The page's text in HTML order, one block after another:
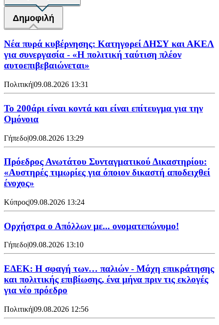
Δημοφιλή
Νέα πυρά κυβέρνησης: Κατηγορεί ΔΗΣΥ και ΑΚΕΛ
για συνεργασία - «Η πολιτική ταύτιση πλέον
αυτοεπιβεβαιώνεται»
Πολιτική|09.08.2026 13:31
Το 200άρι είναι κοντά και είναι επίτευγμα για την
Ομόνοια
Γήπεδο|09.08.2026 13:29
Πρόεδρος Ανωτάτου Συνταγματικού Δικαστηρίου:
«Αυστηρές τιμωρίες για όποιον δικαστή αποδειχθεί
ένοχος»
Κύπρος|09.08.2026 13:24
Ορχήστρα o Aπόλλων με... ονοματεπώνυμο!
Γήπεδο|09.08.2026 13:10
ΕΔΕΚ: Η σφαγή των… παλιών - Μάχη επικράτησης
και πολιτικής επιβίωσης, ένα μήνα πριν τις εκλογές
για νέο πρόεδρο
Πολιτική|09.08.2026 12:56